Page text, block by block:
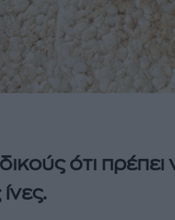
ότι πρέπει